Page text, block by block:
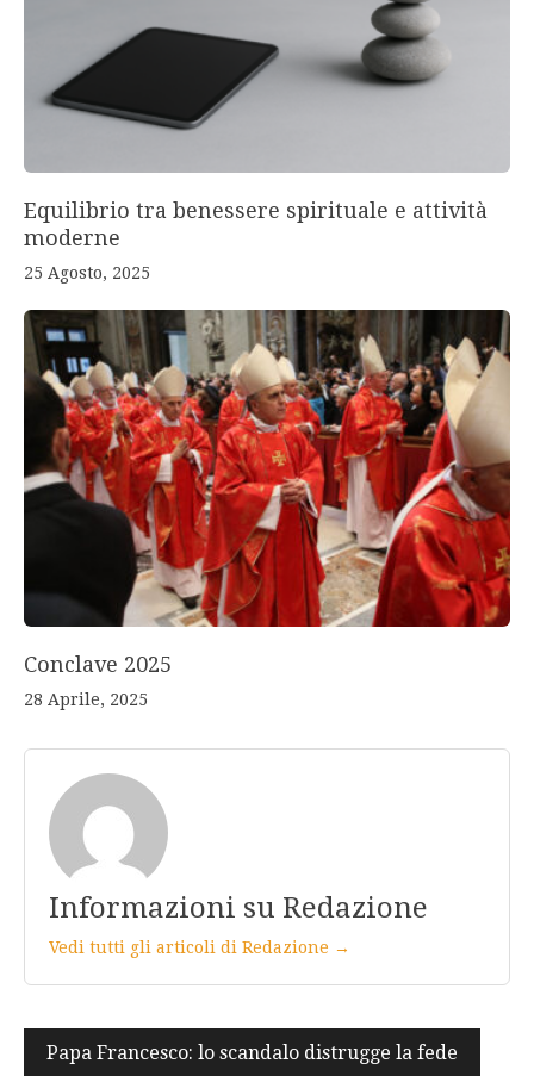
Equilibrio tra benessere spirituale e attività
moderne
25 Agosto, 2025
Conclave 2025
28 Aprile, 2025
Informazioni su Redazione
Vedi tutti gli articoli di Redazione →
Navigazione
Papa Francesco: lo scandalo distrugge la fede